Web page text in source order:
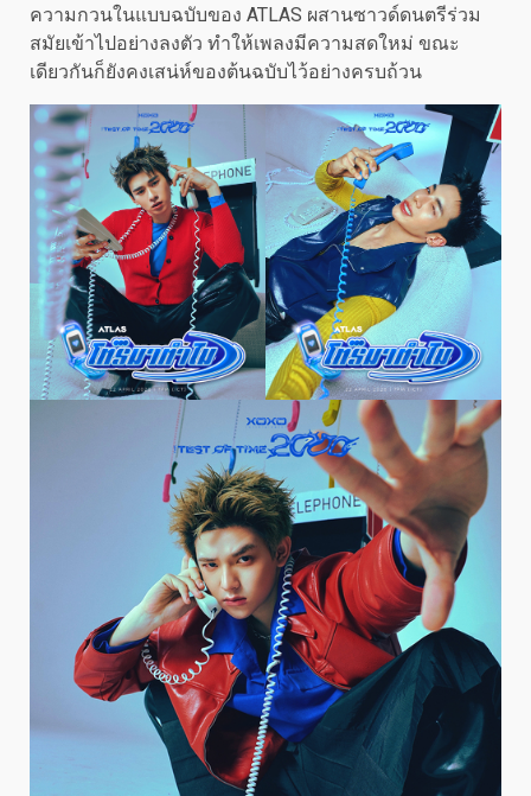
ความกวนในแบบฉบับของ ATLAS ผสานซาวด์ดนตรีร่วม
สมัยเข้าไปอย่างลงตัว ทำให้เพลงมีความสดใหม่ ขณะ
เดียวกันก็ยังคงเสน่ห์ของต้นฉบับไว้อย่างครบถ้วน